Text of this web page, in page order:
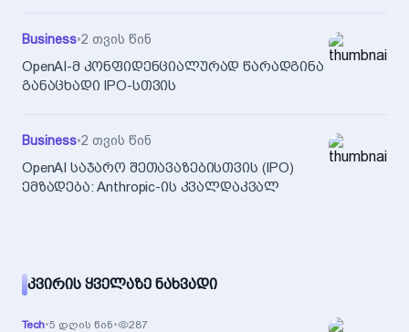
Business•2 თვის წინ
OpenAI-მ კონფიდენციალურად წარადგინა
განაცხადი IPO-სთვის
Business•2 თვის წინ
OpenAI საჯარო შეთავაზებისთვის (IPO)
ემზადება: Anthropic-ის კვალდაკვალ
ᲙᲕᲘᲠᲘᲡ ᲧᲕᲔᲚᲐᲖᲔ ᲜᲐᲮᲕᲐᲓᲘ
Tech•5 დღის წინ• 287